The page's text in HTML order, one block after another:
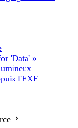
'Data' »
l'EXE